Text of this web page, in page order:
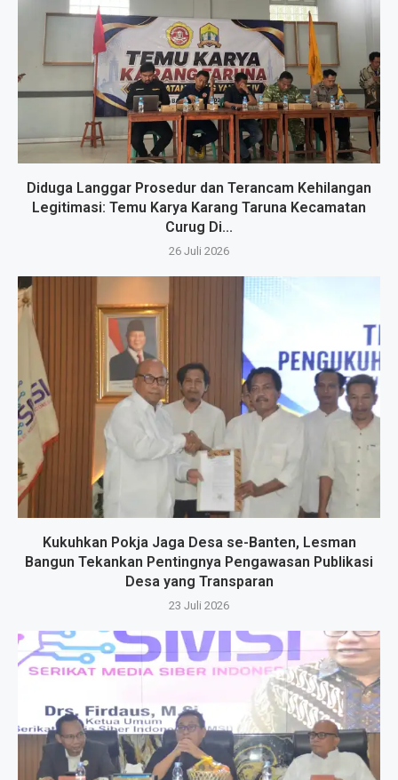
Diduga Langgar Prosedur dan Terancam Kehilangan
Legitimasi: Temu Karya Karang Taruna Kecamatan
Curug Di...
26 Juli 2026
Kukuhkan Pokja Jaga Desa se-Banten, Lesman
Bangun Tekankan Pentingnya Pengawasan Publikasi
Desa yang Transparan
23 Juli 2026